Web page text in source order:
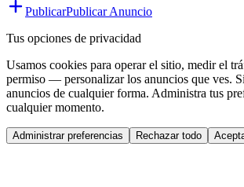
PublicarPublicar Anuncio
Tus opciones de privacidad
Usamos cookies para operar el sitio, medir el
permiso — personalizar los anuncios que ves.
anuncios de cualquier forma. Administra tus
cualquier momento.
Administrar preferencias Rechazar todo